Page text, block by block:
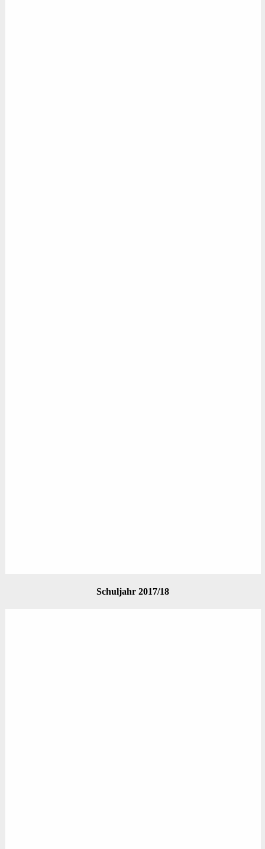
Schuljahr 2017/18